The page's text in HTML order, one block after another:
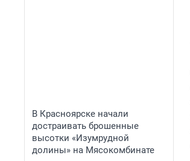
В Красноярске начали
достраивать брошенные
высотки «Изумрудной
долины» на Мясокомбинате